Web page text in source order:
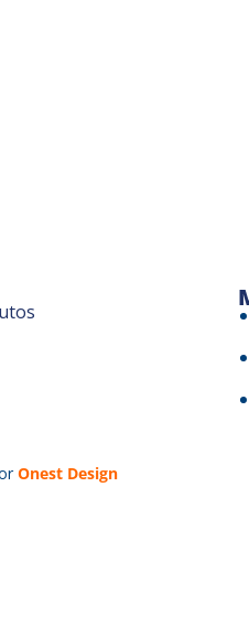
Onest Design